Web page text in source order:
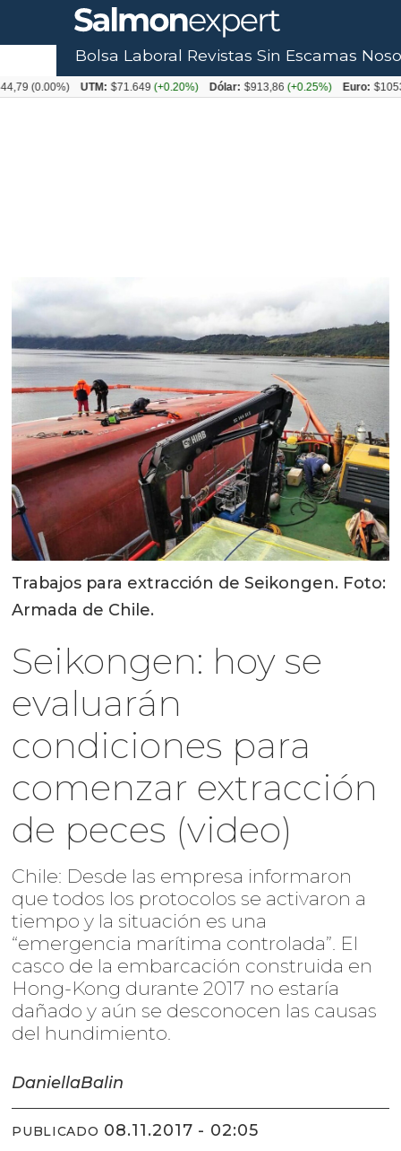
Trabajos para extracción de Seikongen. Foto:
Armada de Chile.
Seikongen: hoy se
evaluarán
condiciones para
comenzar extracción
de peces (video)
Chile: Desde las empresa informaron
que todos los protocolos se activaron a
tiempo y la situación es una
“emergencia marítima controlada”. El
casco de la embarcación construida en
Hong-Kong durante 2017 no estaría
dañado y aún se desconocen las causas
del hundimiento.
DaniellaBalin
PUBLICADO 08.11.2017 - 02:05
Bolsa Laboral Revistas Sin Escamas
UTM: $71.649(+0.20%) Dólar: $913,86(+0.25%) Euro: $1053,08(-